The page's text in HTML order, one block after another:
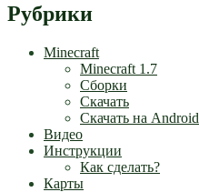
Рубрики
Minecraft
Minecraft 1.7
Сборки
Скачать
Скачать на Android
Видео
Инструкции
Как сделать?
Карты